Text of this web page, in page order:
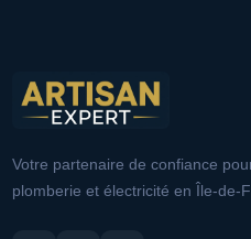
Votre partenaire de confiance
plomberie et électricité en Île-de-